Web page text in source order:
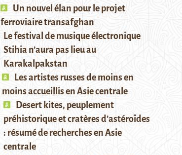
Un nouvel élan pour le projet
ferroviaire transafghan
Le festival de musique électronique
Stihia n’aura pas lieu au
Karakalpakstan
Les artistes russes de moins en
moins accueillis en Asie centrale
Desert kites, peuplement
préhistorique et cratères d’astéroïdes
: résumé de recherches en Asie
centrale